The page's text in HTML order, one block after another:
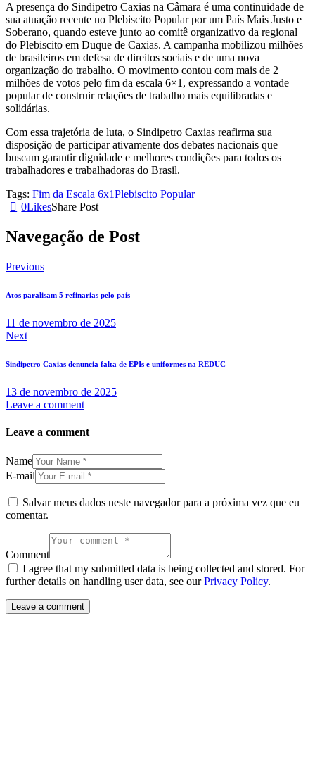
A presença do Sindipetro Caxias na Câmara é uma continuidade de
sua atuação recente no Plebiscito Popular por um País Mais Justo e
Soberano, quando esteve junto ao comitê organizativo da regional
do Plebiscito em Duque de Caxias. A campanha mobilizou milhões
de brasileiros em defesa de direitos sociais e de uma nova
organização do trabalho. O movimento contou com mais de 2
milhões de votos pelo fim da escala 6×1, expressando a vontade
popular de construir relações de trabalho mais equilibradas e
solidárias.
Com essa trajetória de luta, o Sindipetro Caxias reafirma sua
disposição de participar ativamente dos debates nacionais que
buscam garantir dignidade e melhores condições para todos os
trabalhadores e trabalhadoras do Brasil.
Tags: Fim da Escala 6x1Plebiscito Popular
0LikesShare Post
Navegação de Post
Previous
Atos paralisam 5 refinarias pelo país
11 de novembro de 2025
Next
Sindipetro Caxias denuncia falta de EPIs e uniformes na REDUC
13 de novembro de 2025
Leave a comment
Leave a comment
Name
E-mail
Salvar meus dados neste navegador para a próxima vez que eu
comentar.
Comment
I agree that my submitted data is being collected and stored. For
further details on handling user data, see ourPrivacy Policy.